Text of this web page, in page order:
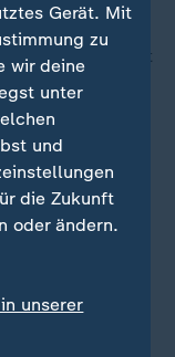
entspricht
des US-
liegt das
Reindl,
spielt noch
in den USA ist
Die
in der
in
Gerät. Mit
zu
wir deine
unter
und
die Zukunft
oder ändern.
unserer